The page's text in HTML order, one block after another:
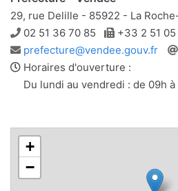
29, rue Delille - 85922 - La
Téléphone
02 51 36 70 85 Télécopie
+33 2 51
Adresse
e-
mail
prefecture@vendee.gouv.fr
Horaires d'ouverture :
Du lundi au vendredi : de 09h
+
−